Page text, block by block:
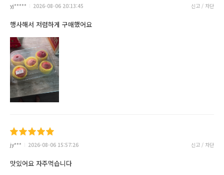
yj***** 2026-08-06 20:13:45 신고 / 차단
행사해서 저렴하게 구매했어요
jy*** 2026-08-06 15:57:26 신고 / 차단
맛있어요 자주먹습니다